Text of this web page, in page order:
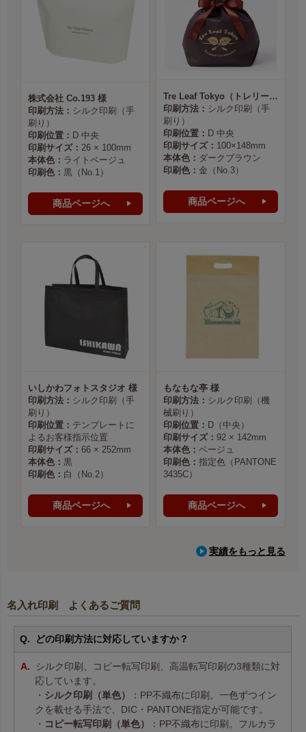
株式会社 Co.193 様
印刷方法： シルク印刷（手
刷り）
印刷位置： D 中央
印刷サイズ： 26 × 100mm
本体色： ライトベージュ
印刷色： 黒（No.1）
商品ページへ
Tre Leaf Tokyo（トレリーフ東京） 様
印刷方法： シルク印刷（手
刷り）
印刷位置： D 中央
印刷サイズ： 100×148mm
本体色： ダークブラウン
印刷色： 金（No.3）
商品ページへ
いしかわフォトスタジオ 様
印刷方法： シルク印刷（手
刷り）
印刷位置： テンプレートに
よるお客様指示位置
印刷サイズ： 66 × 252mm
本体色： 黒
印刷色： 白（No.2）
商品ページへ
もなもな亭 様
印刷方法： シルク印刷（機
械刷り）
印刷位置： D（中央）
印刷サイズ： 92 × 142mm
本体色： ベージュ
印刷色： 指定色（PANTONE
3435C）
商品ページへ
実績をもっと見る
名入れ印刷 よくあるご質問
どの印刷方法に対応していますか？
シルク印刷、コピー転写印刷、高温転写印刷の3種類に対
応しています。
・ シルク印刷（単色）
：PP不織布に印刷。一色ずつイン
クを載せる手法で、DIC・PANTONE指定が可能です。
・ コピー転写印刷（単色）
：PP不織布に印刷。フルカラ